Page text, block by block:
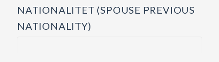
NATIONALITET (SPOUSE PREVIOUS
NATIONALITY)